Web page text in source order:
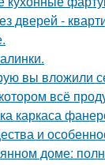
дверей -
вы вложили
всё
каркаса
и
доме: